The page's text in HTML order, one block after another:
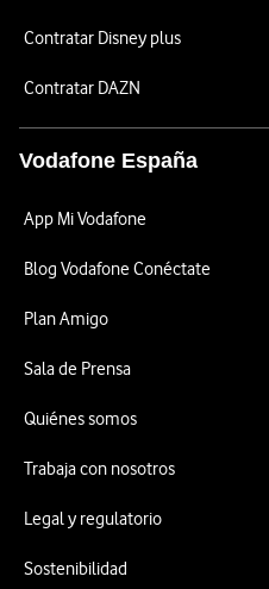
Contratar Disney plus
Contratar DAZN
Vodafone España
App Mi Vodafone
Blog Vodafone Conéctate
Plan Amigo
Sala de Prensa
Quiénes somos
Trabaja con nosotros
Legal y regulatorio
Sostenibilidad